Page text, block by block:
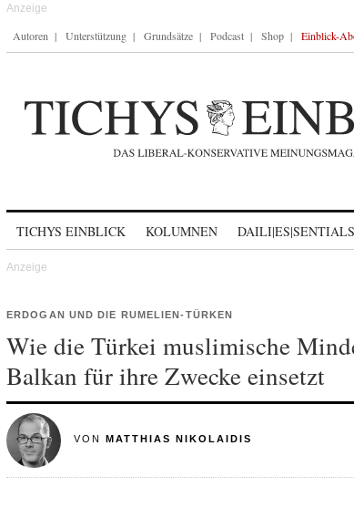
Autoren Unterstützung Grundsätze Podcast Shop Einblick-
TICHYS EINBLICK KOLUMNEN DAILI|ES|SENTIALS
ERDOGAN UND DIE RUMELIEN-TÜRKEN
Wie die Türkei muslimische
Balkan für ihre Zwecke einsetzt
VON MATTHIAS NIKOLAIDIS